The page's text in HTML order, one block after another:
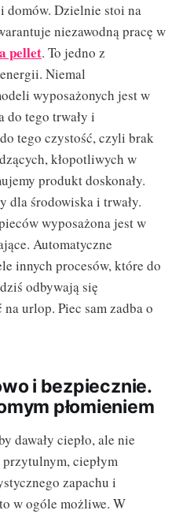
domów. Dzielnie stoi na
niezawodną pracę w
pellet. To jedno z
Niemal
wyposażonych jest w
do tego trwały i
tego czystość, czyli brak
kłopotliwych w
produkt doskonały.
dla środowiska i trwały.
wyposażona jest w
Automatyczne
innych procesów, które do
odbywają się
urlop. Piec sam zadba o
i bezpiecznie.
płomieniem
dawały ciepło, ale nie
przytulnym, ciepłym
zapachu i
w ogóle możliwe. W